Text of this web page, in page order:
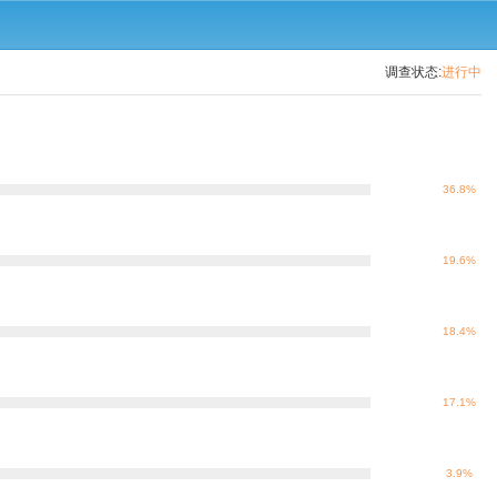
调查状态:进行中
36.8%
19.6%
18.4%
17.1%
3.9%